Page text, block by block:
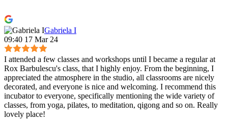
Gabriela I
09:40 17 Mar 24
I attended a few classes and workshops until I became a regular at
Rox Barbulescu's class, that I highly enjoy. From the beginning, I
appreciated the atmosphere in the studio, all classrooms are nicely
decorated, and everyone is nice and welcoming. I recommend this
incubator to everyone, specifically mentioning the wide variety of
classes, from yoga, pilates, to meditation, qigong and so on. Really
lovely place!